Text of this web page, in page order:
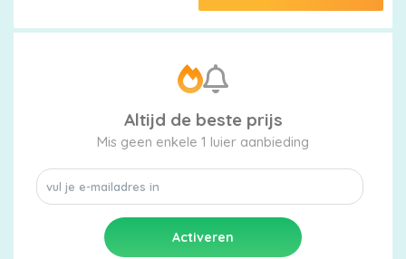
Altijd de beste prijs
Mis geen enkele 1 luier aanbieding